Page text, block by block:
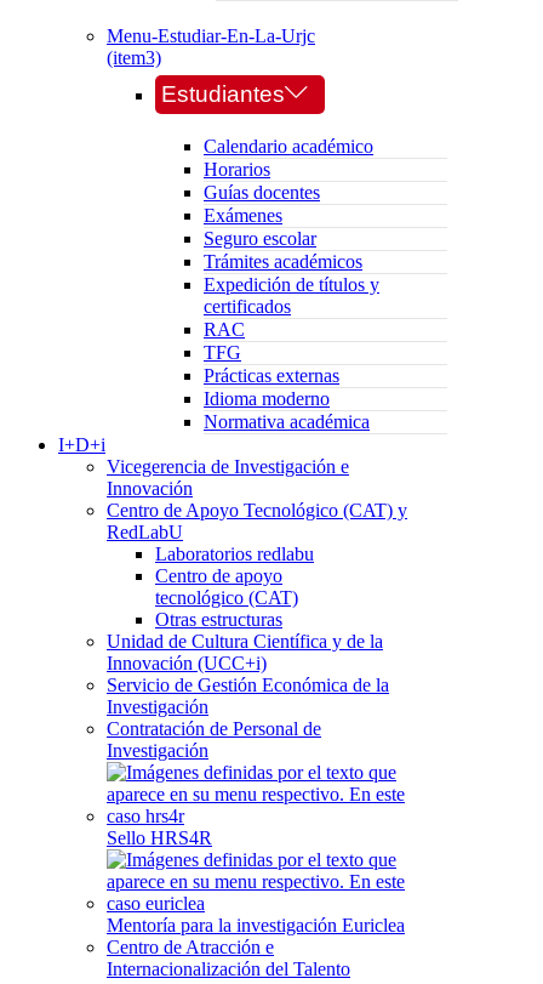
Menu-Estudiar-En-La-Urjc
(item3)
Estudiantes
Calendario académico
Horarios
Guías docentes
Exámenes
Seguro escolar
Trámites académicos
Expedición de títulos y
certificados
RAC
TFG
Prácticas externas
Idioma moderno
Normativa académica
I+D+i
Vicegerencia de Investigación e
Innovación
Centro de Apoyo Tecnológico (CAT) y
RedLabU
Laboratorios redlabu
Centro de apoyo
tecnológico (CAT)
Otras estructuras
Unidad de Cultura Científica y de la
Innovación (UCC+i)
Servicio de Gestión Económica de la
Investigación
Contratación de Personal de
Investigación
Sello HRS4R
Mentoría para la investigación Euriclea
Centro de Atracción e
Internacionalización del Talento